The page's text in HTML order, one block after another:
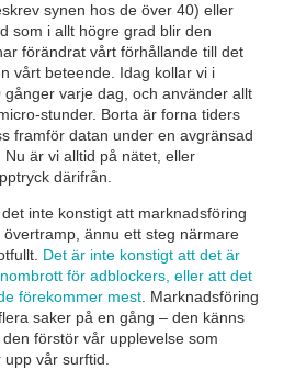
synen hos de över 40) eller
som i allt högre grad blir den
förändrat vårt förhållande till det
vårt beteende. Idag kollar vi i
varje dag, och använder allt
stunder. Borta är forna tiders
framför datan under en avgränsad
är vi alltid på nätet, eller
därifrån.
inte konstigt att marknadsföring
ännu ett steg närmare
Det är inte konstigt att det är
för adblockers, eller att det
förekommer mest. Marknadsföring
saker på en gång – den känns
förstör vår upplevelse som
vår surftid.